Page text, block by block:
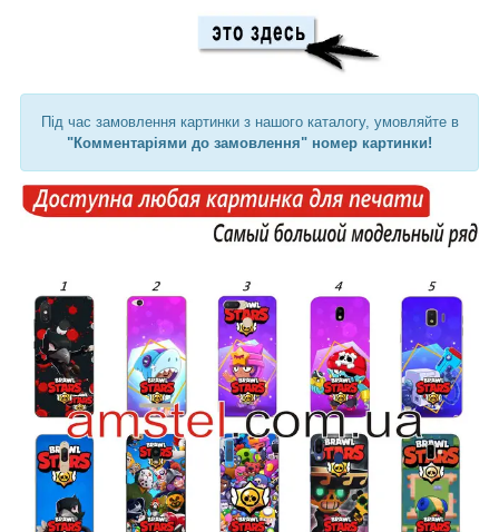
Під час замовлення картинки з нашого каталогу, умовляйте в
"Комментаріями до замовлення" номер картинки!